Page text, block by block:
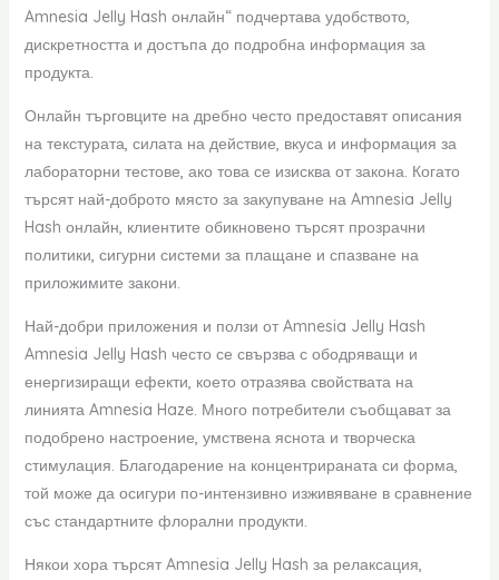
Amnesia Jelly Hash онлайн“ подчертава удобството,
дискретността и достъпа до подробна информация за
продукта.
Онлайн търговците на дребно често предоставят описания
на текстурата, силата на действие, вкуса и информация за
лабораторни тестове, ако това се изисква от закона. Когато
търсят най-доброто място за закупуване на Amnesia Jelly
Hash онлайн, клиентите обикновено търсят прозрачни
политики, сигурни системи за плащане и спазване на
приложимите закони.
Най-добри приложения и ползи от Amnesia Jelly Hash
Amnesia Jelly Hash често се свързва с ободряващи и
енергизиращи ефекти, което отразява свойствата на
линията Amnesia Haze. Много потребители съобщават за
подобрено настроение, умствена яснота и творческа
стимулация. Благодарение на концентрираната си форма,
той може да осигури по-интензивно изживяване в сравнение
със стандартните флорални продукти.
Някои хора търсят Amnesia Jelly Hash за релаксация,